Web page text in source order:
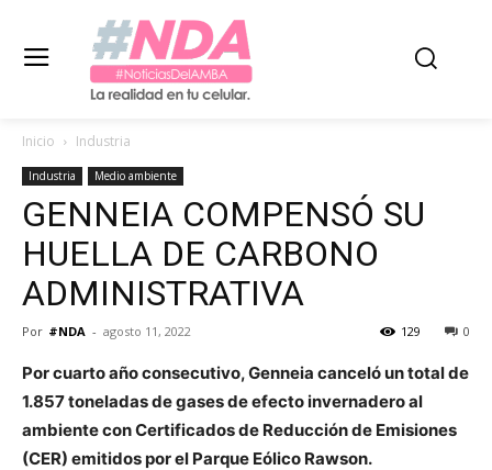
Inicio Industria
Industria Medio ambiente
GENNEIA COMPENSÓ SU
HUELLA DE CARBONO
ADMINISTRATIVA
Por #NDA - agosto 11, 2022 0
129
Por cuarto año consecutivo, Genneia canceló un total de
1.857 toneladas de gases de efecto invernadero al
ambiente con Certificados de Reducción de Emisiones
(CER) emitidos por el Parque Eólico Rawson.